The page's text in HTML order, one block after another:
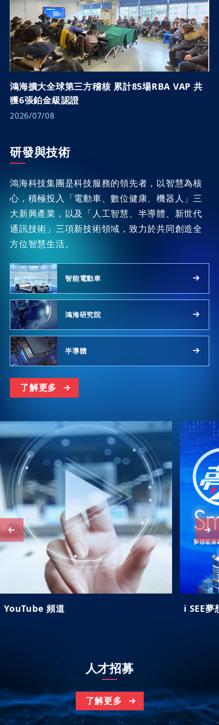
鴻海擴大全球第三方稽核 累計85場RBA VAP 共
獲6張鉑金級認證
2026/07/08
研發與技術
鴻海科技集團是科技服務的領先者，以智慧為核
心，積極投入「電動車、數位健康、機器人」三
大新興產業，以及「人工智慧、半導體、新世代
通訊技術」三項新技術領域，致力於共同創造全
方位智慧生活。
智能電動車
鴻海研究院
半導體
了解更多
i SEE夢想家
人才招募
了解更多